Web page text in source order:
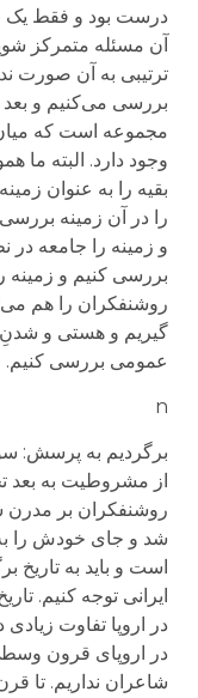
درست بود و فقط یک
آن مسئله متمرکز
ترتیبی به آن صورت
بررسی می‌کنیم و
مجموعه است که
وجود دارد. البته ما
بقیه را به عنوان
را در آن زمینه
و زمینه را جامعه در
بررسی کنیم و زمینه
روشنفکران را هم
گیریم و هستی و
عمومی بررسی کنیم.
n
برگردیم به پرسش:
از مشروطیت به بعد
روشنفکران بر مدرن
شد و جای خودش را
است و باید به تاریخ
ایرانی توجه کنیم.
در اروپا تفاوت
در اروپای قرون